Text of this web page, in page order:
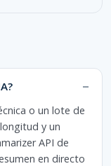
o un lote de
y un
API de
en directo